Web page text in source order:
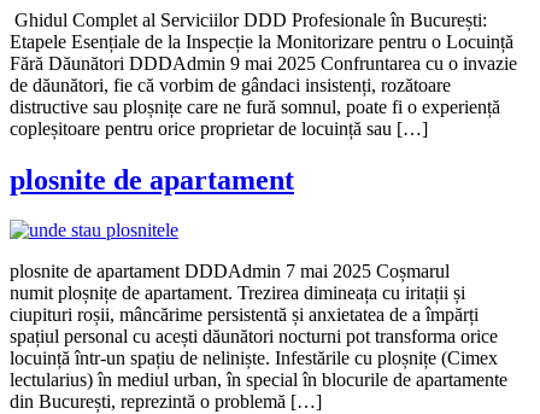
Ghidul Complet al Serviciilor DDD Profesionale în București:
Etapele Esențiale de la Inspecție la Monitorizare pentru o Locuință
Fără Dăunători DDDAdmin 9 mai 2025 Confruntarea cu o invazie
de dăunători, fie că vorbim de gândaci insistenți, rozătoare
distructive sau ploșnițe care ne fură somnul, poate fi o experiență
copleșitoare pentru orice proprietar de locuință sau […]
plosnite de apartament
plosnite de apartament DDDAdmin 7 mai 2025 Coșmarul
numit ploșnițe de apartament. Trezirea dimineața cu iritații și
ciupituri roșii, mâncărime persistentă și anxietatea de a împărți
spațiul personal cu acești dăunători nocturni pot transforma orice
locuință într-un spațiu de neliniște. Infestările cu ploșnițe (Cimex
lectularius) în mediul urban, în special în blocurile de apartamente
din București, reprezintă o problemă […]